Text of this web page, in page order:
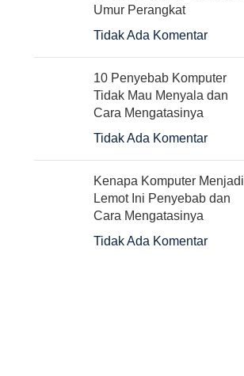
Umur Perangkat
Tidak Ada Komentar
10 Penyebab Komputer
Tidak Mau Menyala dan
Cara Mengatasinya
Tidak Ada Komentar
Kenapa Komputer Menjadi
Lemot Ini Penyebab dan
Cara Mengatasinya
Tidak Ada Komentar